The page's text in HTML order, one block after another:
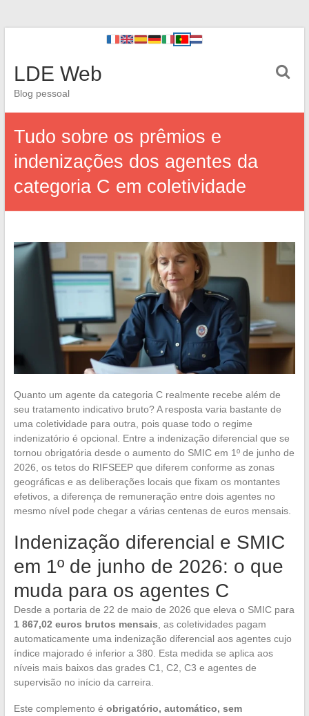
LDE Web
Blog pessoal
Tudo sobre os prêmios e
indenizações dos agentes da
categoria C em coletividade
Quanto um agente da categoria C realmente recebe além de
seu tratamento indicativo bruto? A resposta varia bastante de
uma coletividade para outra, pois quase todo o regime
indenizatório é opcional. Entre a indenização diferencial que se
tornou obrigatória desde o aumento do SMIC em 1º de junho de
2026, os tetos do RIFSEEP que diferem conforme as zonas
geográficas e as deliberações locais que fixam os montantes
efetivos, a diferença de remuneração entre dois agentes no
mesmo nível pode chegar a várias centenas de euros mensais.
Indenização diferencial e SMIC
em 1º de junho de 2026: o que
muda para os agentes C
Desde a portaria de 22 de maio de 2026 que eleva o SMIC para
1 867,02 euros brutos mensais , as coletividades pagam
automaticamente uma indenização diferencial aos agentes cujo
índice majorado é inferior a 380. Esta medida se aplica aos
níveis mais baixos das grades C1, C2, C3 e agentes de
supervisão no início da carreira.
Este complemento é obrigatório, automático, sem